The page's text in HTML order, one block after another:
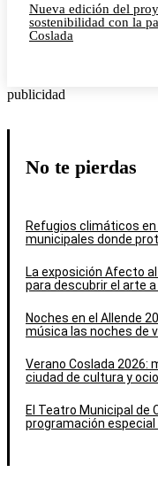
Nueva edición del
sostenibilidad con la
Coslada
publicidad
No te pierdas
Refugios climáticos
municipales donde
La exposición Afecto
para descubrir el arte
Noches en el Allende
música las noches de
Verano Coslada 2026:
ciudad de cultura y
El Teatro Municipal de
programación